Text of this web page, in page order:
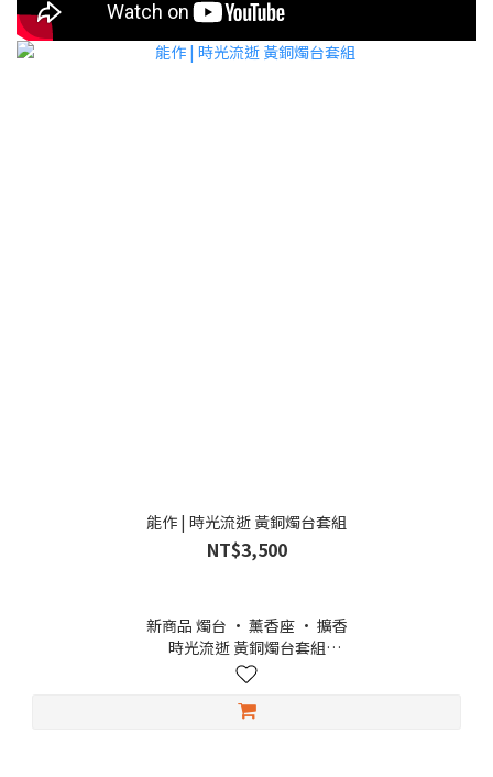
能作 | 時光流逝 黃銅燭台套組
NT$3,500
新商品 燭台 · 薰香座 · 擴香
時光流逝 黃銅燭台套組
這是一款能以聲音傳遞時間流逝的特別燭台套組，隨著蠟燭的慢
燭台部分以富山縣高岡市傳承已久的黃銅鑄造與金屬加工技術打